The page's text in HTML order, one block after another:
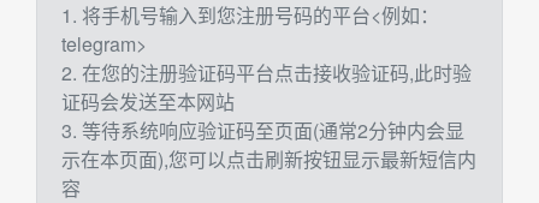
1. 将手机号输入到您注册号码的平台<例如：
telegram>
2. 在您的注册验证码平台点击接收验证码,此时验
证码会发送至本网站
3. 等待系统响应验证码至页面(通常2分钟内会显
示在本页面),您可以点击刷新按钮显示最新短信内
容